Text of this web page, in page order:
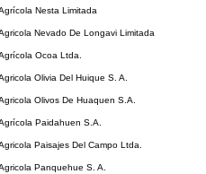
Nesta Limitada
Nevado De Longavi Limitada
Ocoa Ltda.
Olivia Del Huique S. A.
Olivos De Huaquen S.A.
Paidahuen S.A.
Paisajes Del Campo Ltda.
Panquehue S. A.